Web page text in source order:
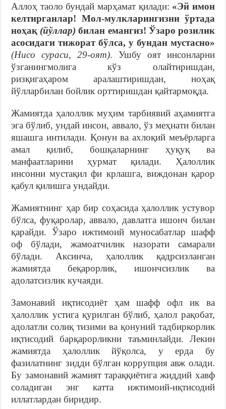
Аллоҳ таоло бундай марҳамат қилади: «Эй имон
келтирганлар! Мол-мулкларингизни ўртада
ноҳақ (йўллар)билан емангиз! Ўзаро розилик
асосидаги тижорат бўлса, убундан мустасно»
(Нисо сураси, 29-оят). Ушбу оят инсонларни
ўзганингмолига кўз олайтиришдан,
ризқигаҳаром аралаштиришдан, ноҳақ
йўлларбилан бойлик орттиришдан қайтармоқда.
Жамиятда ҳалоллик муҳим тарбиявий аҳамиятга
эга бўлиб, ундай инсон, аввало, ўз меҳнати билан
яшашга интилади. Қонун ва ахлоқий меъёрларга
амал қилиб, бошқаларнинг ҳуқуқ ва
манфаатларини ҳурмат қилади. Ҳалоллик
инсонни мустақил фи крлашга, виждонан қарор
қабул қилишга ундайди.
Жамиятнинг ҳар бир соҳасида ҳалоллик устувор
бўлса, фуқаролар, аввало, давлатга ишонч билан
қарайди. Ўзаро ижтимоий муносабатлар шафф
оф бўлади, жамоатчилик назорати самарали
бўлади. Аксинча, ҳалоллик қадрсизланган
жамиятда беқарорлик, ишончсизлик ва
адолатсизлик кучаяди.
Замонавий иқтисодиёт ҳам шафф офл ик ва
ҳалоллик устига қурилган бўлиб, ҳалол рақобат,
адолатли солиқ тизими ва қонуний тадбиркорлик
иқтисодий барқарорликни таъминлайди. Лекин
жамиятда ҳалоллик йўқолса, у ерда бу
фазилатнинг зидди бўлган коррупция авж олади.
Бу замонавий жамият тараққиётига жиддий хавф
соладиган энг катта ижтимоий-иқтисодий
иллатлардан биридир.